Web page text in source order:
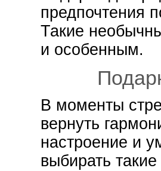
предпочтения
Такие
и особенным.
В моменты
вернуть
настроение и
выбирать